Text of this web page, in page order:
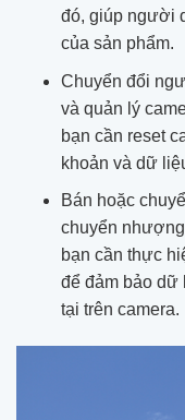
đó, giúp người
của sản phẩm.
Chuyển đổi
và quản lý
bạn cần reset
khoản và dữ
Bán hoặc
chuyển nhượng
bạn cần thực
để đảm bảo dữ
tại trên camera.